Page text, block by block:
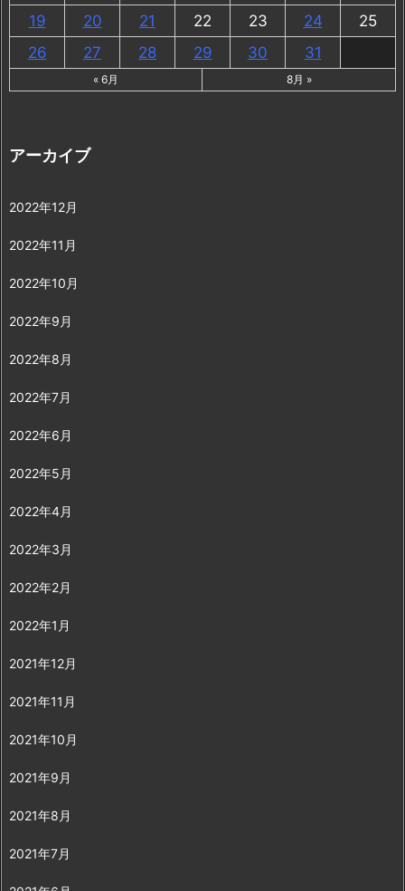
19
20 21 22 23 24
25
26
27 28 29 30 31
« 6月 8月 »
アーカイブ
2022年12月
2022年11月
2022年10月
2022年9月
2022年8月
2022年7月
2022年6月
2022年5月
2022年4月
2022年3月
2022年2月
2022年1月
2021年12月
2021年11月
2021年10月
2021年9月
2021年8月
2021年7月